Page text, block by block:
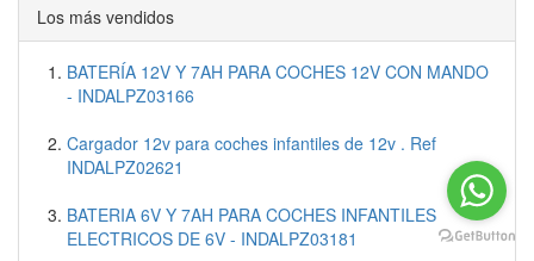
Los más vendidos
BATERÍA 12V Y 7AH PARA COCHES 12V CON MANDO
- INDALPZ03166
Cargador 12v para coches infantiles de 12v . Ref
INDALPZ02621
BATERIA 6V Y 7AH PARA COCHES INFANTILES
ELECTRICOS DE 6V - INDALPZ03181